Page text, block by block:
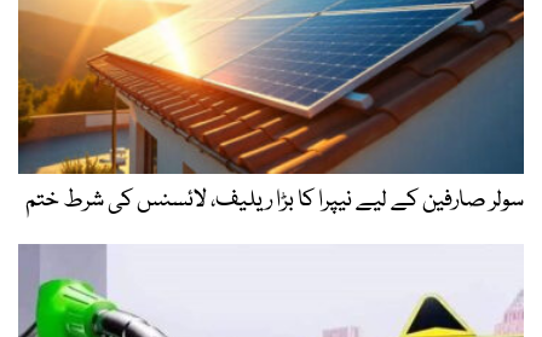
سولر صارفین کے لیے نیپرا کا بڑا ریلیف، لائسنس کی شرط ختم